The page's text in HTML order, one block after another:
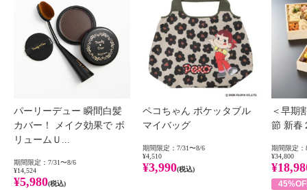
パーリーデュー 瞬間白髪
カバー！ メイク効果で ボ
リュームＵ...
期間限定：7/31〜8/6
¥14,524
¥5,980(税込)
ペコちゃん ポケッタブル
マイバッグ
期間限定：7/31〜8/6
¥4,510
¥3,990(税込)
＜早期
節 新春
期間限定：
¥34,800